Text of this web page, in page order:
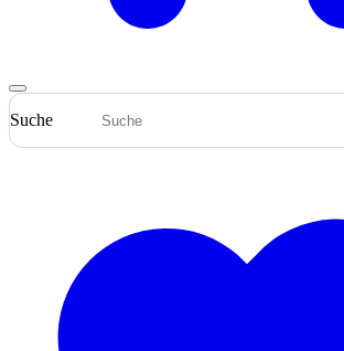
Suche